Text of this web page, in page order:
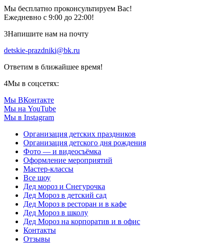
Мы бесплатно проконсультируем Вас!
Ежедневно с 9:00 до 22:00!
3Напишите нам на почту
detskie-prazdniki@bk.ru
Ответим в ближайшее время!
4Мы в соцсетях:
Мы ВКонтакте
Мы на YouTube
Мы в Instagram
Организация детских праздников
Организация детского дня рождения
Фото — и видеосъёмка
Оформление мероприятий
Мастер-классы
Все шоу
Дед мороз и Снегурочка
Дед Мороз в детский сад
Дед Мороз в ресторан и в кафе
Дед Мороз в школу
Дед Мороз на корпоратив и в офис
Контакты
Отзывы